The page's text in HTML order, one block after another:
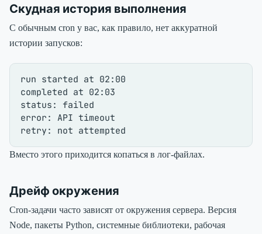
Скудная история выполнения
С обычным cron у вас, как правило, нет аккуратной
истории запусков:
run started at 02:00
completed at 02:03
status: failed
error: API timeout
Вместо этого приходится копаться в лог-файлах.
Дрейф окружения
Cron-задачи часто зависят от окружения сервера. Версия
Node, пакеты Python, системные библиотеки, рабочая